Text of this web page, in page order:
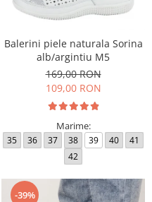
Balerini piele naturala Sorina
alb/argintiu M5
169,00 RON
109,00 RON
Marime:
35 36 37 38 39 40
41
42
-39%